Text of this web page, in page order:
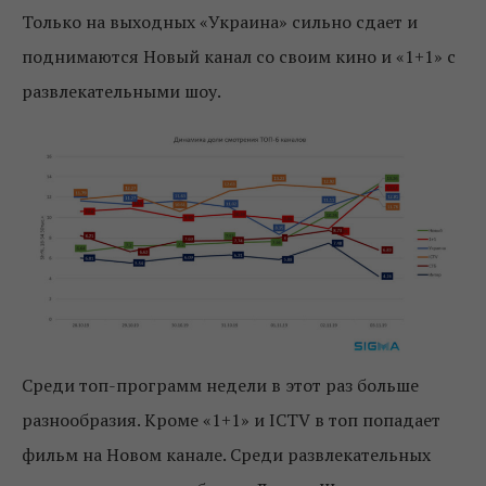
Только на выходных «Украина» сильно сдает и
поднимаются Новый канал со своим кино и «1+1» с
развлекательными шоу.
Среди топ-программ недели в этот раз больше
разнообразия. Кроме «1+1» и ICTV в топ попадает
фильм на Новом канале. Среди развлекательных